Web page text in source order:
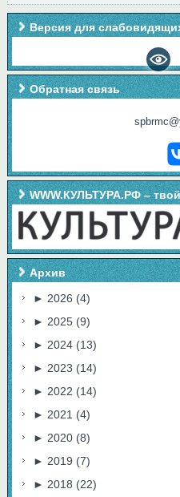
Версия для
Обратная связь
WWW.КУЛЬТУРА.РФ –
Архив
► 2026 (4)
► 2025 (9)
► 2024 (13)
► 2023 (14)
► 2022 (14)
► 2021 (4)
► 2020 (8)
► 2019 (7)
► 2018 (22)